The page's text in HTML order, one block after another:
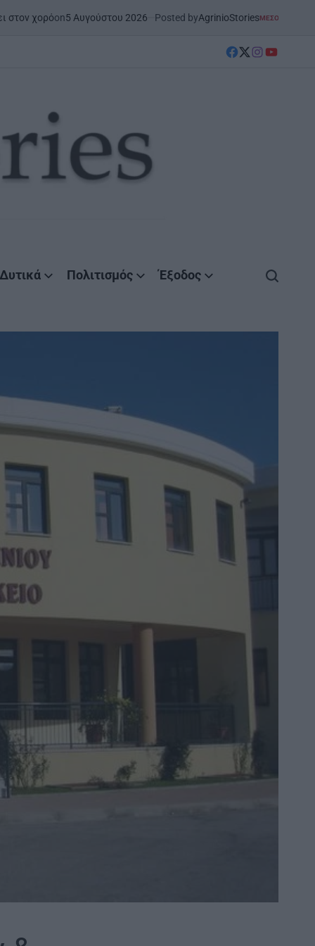
5 Αυγούστου 2026 Posted byAgrinioStoriesPOSTED
ΜΕΣΟΛΌΓΓΙΣΤΗΝ
facebook
Twitter
instagram
YouTube
Δυτικά Πολιτισμός Έξοδος